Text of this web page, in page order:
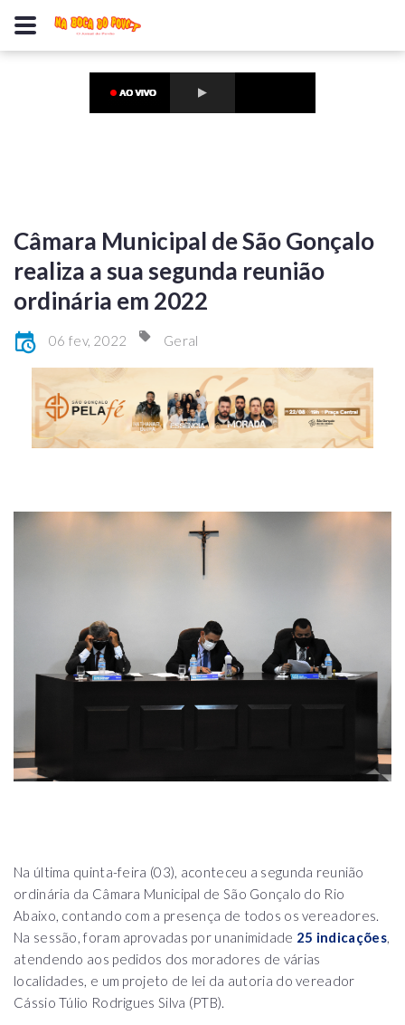
Câmara Municipal de São Gonçalo
realiza a sua segunda reunião
ordinária em 2022
06 fev, 2022 Geral
Na última quinta-feira (03), aconteceu a segunda reunião
ordinária da Câmara Municipal de São Gonçalo do Rio
Abaixo, contando com a presença de todos os vereadores.
Na sessão, foram aprovadas por unanimidade 25 indicações,
atendendo aos pedidos dos moradores de várias
localidades, e um projeto de lei da autoria do vereador
Cássio Túlio Rodrigues Silva (PTB).